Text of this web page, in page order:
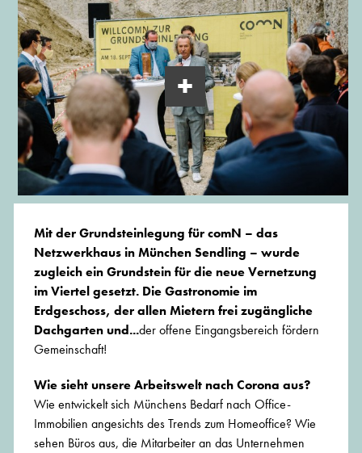
Mit der Grundsteinlegung für comN – das
Netzwerkhaus in München Sendling – wurde
zugleich ein Grundstein für die neue Vernetzung
im Viertel gesetzt. Die Gastronomie im
Erdgeschoss, der allen Mietern frei zugängliche
Dachgarten und...der offene Eingangsbereich fördern
Gemeinschaft!
Wie sieht unsere Arbeitswelt nach Corona aus?
Wie entwickelt sich Münchens Bedarf nach Office-
Immobilien angesichts des Trends zum Homeoffice? Wie
sehen Büros aus, die Mitarbeiter an das Unternehmen